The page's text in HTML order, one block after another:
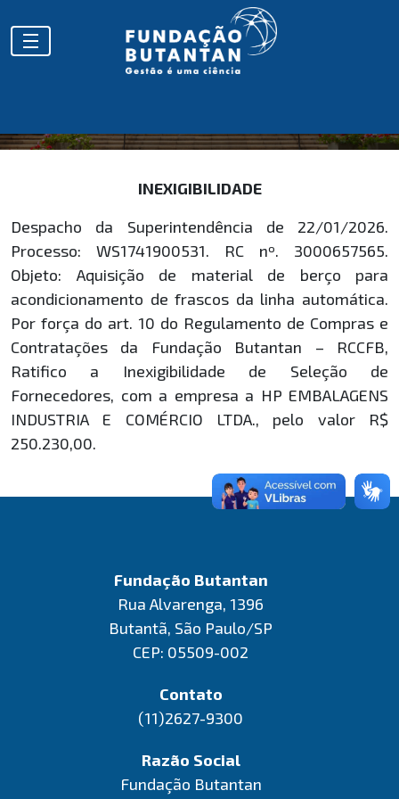
HOMOLOGAÇÕES
INEXIGIBILIDADE
Despacho da Superintendência de 22/01/2026.
Processo: WS1741900531. RC nº. 3000657565.
Objeto: Aquisição de material de berço para
acondicionamento de frascos da linha automática.
Por força do art. 10 do Regulamento de Compras e
Contratações da Fundação Butantan – RCCFB,
Ratifico a Inexigibilidade de Seleção de
Fornecedores, com a empresa a HP EMBALAGENS
INDUSTRIA E COMÉRCIO LTDA., pelo valor R$
250.230,00.
Fundação Butantan
Rua Alvarenga, 1396
Butantã, São Paulo/SP
CEP: 05509-002
Contato
(11)2627-9300
Razão Social
Fundação Butantan